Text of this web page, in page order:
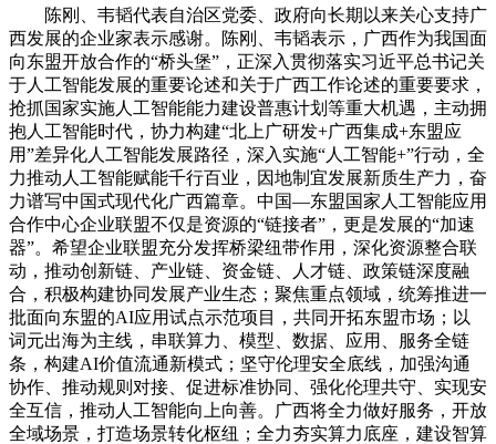
陈刚、韦韬代表自治区党委、政府向长期以来关心支持广
西发展的企业家表示感谢。陈刚、韦韬表示，广西作为我国面
向东盟开放合作的“桥头堡”，正深入贯彻落实习近平总书记关
于人工智能发展的重要论述和关于广西工作论述的重要要求，
抢抓国家实施人工智能能力建设普惠计划等重大机遇，主动拥
抱人工智能时代，协力构建“北上广研发+广西集成+东盟应
用”差异化人工智能发展路径，深入实施“人工智能+”行动，全
力推动人工智能赋能千行百业，因地制宜发展新质生产力，奋
力谱写中国式现代化广西篇章。中国—东盟国家人工智能应用
合作中心企业联盟不仅是资源的“链接者”，更是发展的“加速
器”。希望企业联盟充分发挥桥梁纽带作用，深化资源整合联
动，推动创新链、产业链、资金链、人才链、政策链深度融
合，积极构建协同发展产业生态；聚焦重点领域，统筹推进一
批面向东盟的AI应用试点示范项目，共同开拓东盟市场；以
词元出海为主线，串联算力、模型、数据、应用、服务全链
条，构建AI价值流通新模式；坚守伦理安全底线，加强沟通
协作、推动规则对接、促进标准协同、强化伦理共守、实现安
全互信，推动人工智能向上向善。广西将全力做好服务，开放
全域场景，打造场景转化枢纽；全力夯实算力底座，建设智算